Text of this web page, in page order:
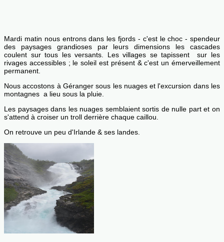
Mardi matin nous entrons dans les fjords - c'est le choc - spendeur
des paysages grandioses par leurs dimensions les cascades
coulent sur tous les versants. Les villages se tapissent sur les
rivages accessibles ; le soleil est présent & c'est un émerveillement
permanent.
Nous accostons à Géranger sous les nuages et l'excursion dans les
montagnes a lieu sous la pluie.
Les paysages dans les nuages semblaient sortis de nulle part et on
s'attend à croiser un troll derrière chaque caillou.
On retrouve un peu d'Irlande & ses landes.